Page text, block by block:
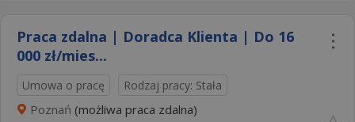
Praca zdalna | Doradca Klienta | Do 16
000 zł/mies...
Umowa o pracę Rodzaj pracy: Stała
Poznań (możliwa praca zdalna)